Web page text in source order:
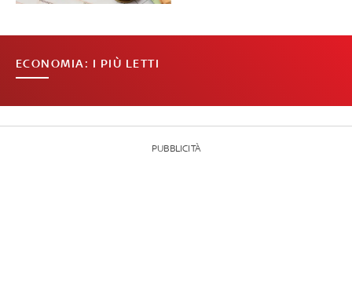
ECONOMIA: I PIÙ LETTI
PUBBLICITÀ